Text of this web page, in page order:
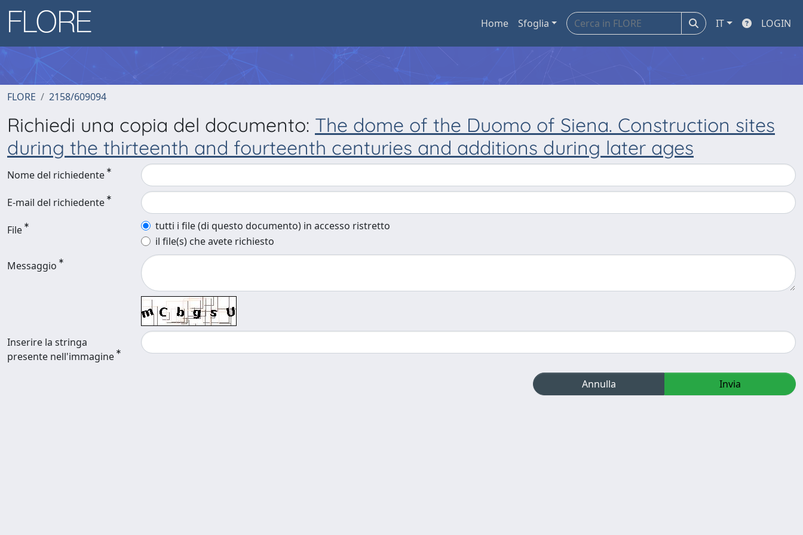
Home Sfoglia IT LOGIN
FLORE 2158/609094
Richiedi una copia del documento: The dome of the Duomo of Siena. Construction sites
during the thirteenth and fourteenth centuries and additions during later ages
Nome del richiedente
E-mail del richiedente
File
tutti i file (di questo documento) in accesso ristretto
il file(s) che avete richiesto
Messaggio
Inserire la stringa
presente nell'immagine
Annulla Invia